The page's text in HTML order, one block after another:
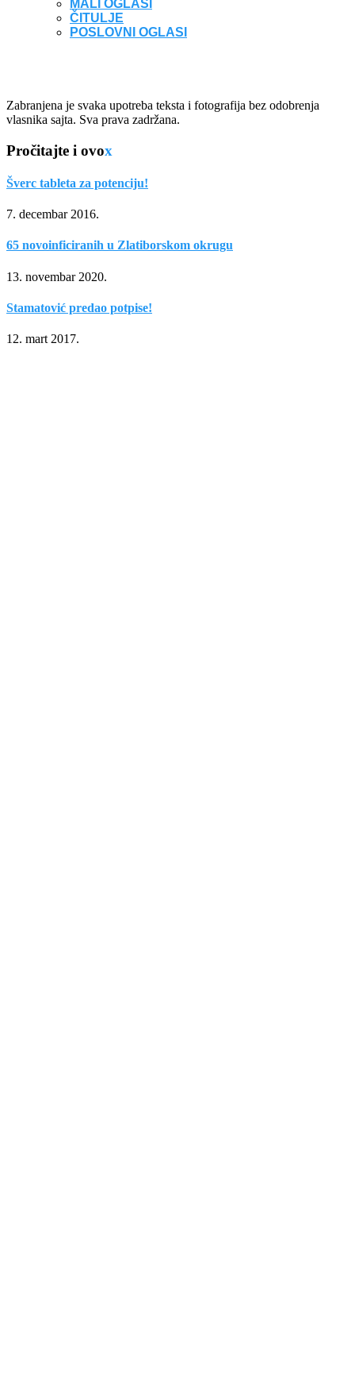
MALI OGLASI
ČITULJE
POSLOVNI OGLASI
Zabranjena je svaka upotreba teksta i fotografija bez odobrenja
vlasnika sajta. Sva prava zadržana.
Pročitajte i ovox
Šverc tableta za potenciju!
7. decembar 2016.
65 novoinficiranih u Zlatiborskom okrugu
13. novembar 2020.
Stamatović predao potpise!
12. mart 2017.